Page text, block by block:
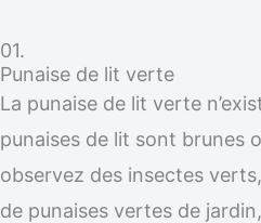
01.
Punaise de lit verte
La punaise de lit verte
punaises de lit sont brunes
observez des insectes
de punaises vertes de